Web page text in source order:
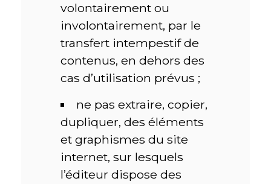
volontairement ou
involontairement, par le
transfert intempestif de
contenus, en dehors des
cas d’utilisation prévus ;
ne pas extraire, copier,
dupliquer, des éléments
et graphismes du site
internet, sur lesquels
l’éditeur dispose des